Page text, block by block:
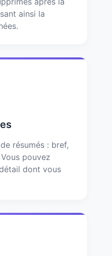
ainsi la
résumés : bref,
pouvez
dont vous